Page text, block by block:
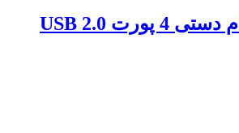
KVM کی وی ام دستی 4 پورت USB 2.0